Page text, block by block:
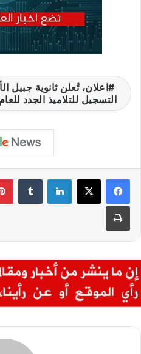
التسجيل للتلاميذ الجدد للعام
لينكدإن
طباعة